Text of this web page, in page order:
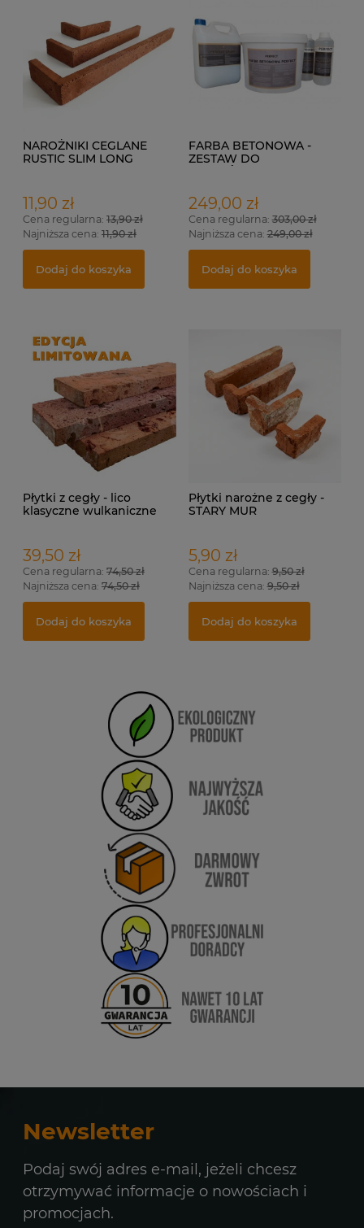
NAROŻNIKI CEGLANE
RUSTIC SLIM LONG
11,90 zł
Cena regularna: 13,90 zł
Najniższa cena: 11,90 zł
Dodaj do koszyka
FARBA BETONOWA -
ZESTAW DO
249,00 zł
Cena regularna:303,00 zł
Najniższa cena:249,00 zł
Dodaj do koszyka
Płytki z cegły - lico
klasyczne wulkaniczne
39,50 zł
Cena regularna: 74,50 zł
Najniższa cena: 74,50 zł
Dodaj do koszyka
Płytki narożne z cegły -
STARY MUR
5,90 zł
Cena regularna:9,50 zł
Najniższa cena:9,50 zł
Dodaj do koszyka
Newsletter
Podaj swój adres e-mail, jeżeli chcesz
otrzymywać informacje o nowościach i
promocjach.